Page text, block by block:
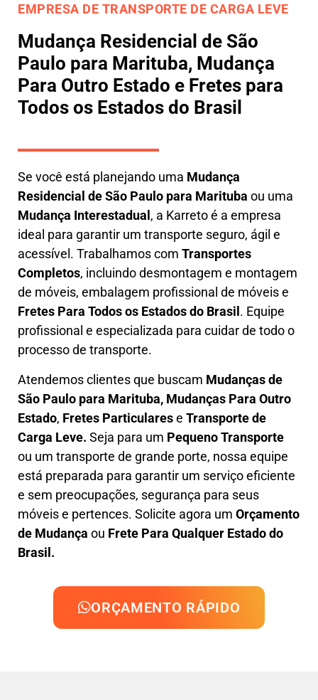
EMPRESA DE TRANSPORTE DE CARGA LEVE
Mudança Residencial de São
Paulo para Marituba, Mudança
Para Outro Estado e Fretes para
Todos os Estados do Brasil
Se você está planejando uma Mudança
Residencial de São Paulo para Marituba ou uma
Mudança Interestadual , a Karretoé a empresa
ideal para garantir um transporte seguro, ágil e
acessível. Trabalhamos com Transportes
Completos, incluindodesmontagem e montagem
de móveis, embalagem profissional de móveis e
Fretes Para Todos os Estados do Brasil . Equipe
profissional e especializada para cuidar de todo o
processo de transporte.
Atendemos clientes que buscam Mudançasde
São Paulo para Marituba, Mudanças Para Outro
Estado, Fretes Particularese Transportede
Carga Leve. Seja para um Pequeno Transporte
ou um transporte de grande porte, nossa equipe
está preparada para garantir um serviço eficiente
e sem preocupações, segurança para seus
móveis e pertences. Solicite agora um Orçamento
de Mudança ou Frete Para Qualquer Estado do
Brasil.
ORÇAMENTO RÁPIDO